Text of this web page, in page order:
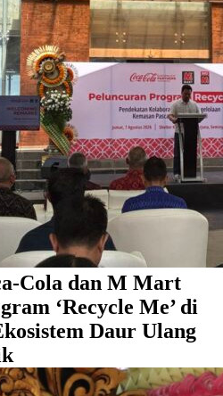
Cola dan M Mart
‘Recycle Me’ di
Daur Ulang